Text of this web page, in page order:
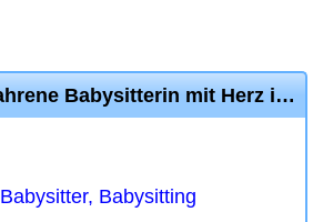
Zuverlässige, erfahrene Babysitterin mit Herz in Basel
Babysitter, Babysitting